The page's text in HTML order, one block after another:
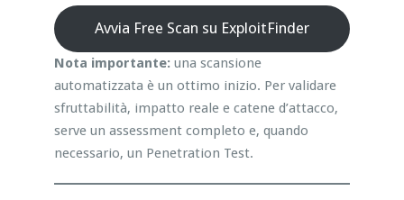
Avvia Free Scan su ExploitFinder
Nota importante: una scansione
automatizzata è un ottimo inizio. Per validare
sfruttabilità, impatto reale e catene d’attacco,
serve un assessment completo e, quando
necessario, un Penetration Test.